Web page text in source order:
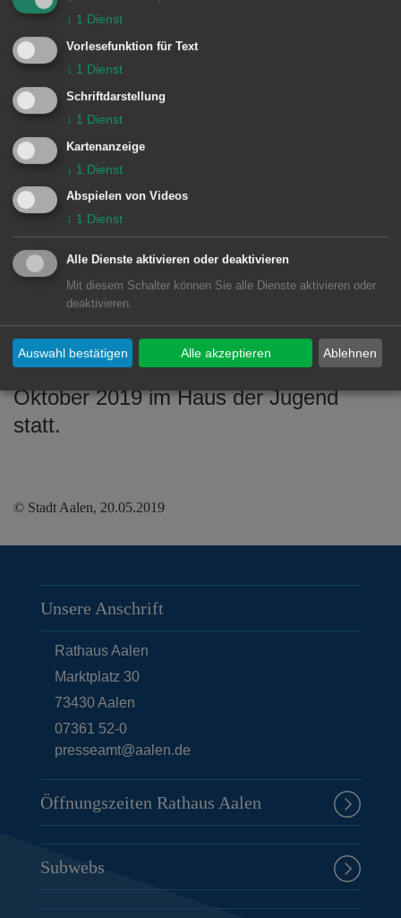
konnten verschiedene „sportliche“ Test
absolviert werden. Beim klassischen
Nageln, Bogenschießen oder
Discgolfen war Präzision, Koordination
und Konzentration gefragt. Die
Bandproberäume wurden für einen
Trommel- und Schlagzeugworkshop
lautstark genutzt. Wegen dem
schlechten Wetter wurde nur ein
Durchgang Basketball im Freien
gespielt. Gegen den Durst gab es
leckere Fruchtcocktails.
Der nächste Jungentag findet am 19.
Oktober 2019 im Haus der Jugend
statt.
© Stadt Aalen, 20.05.2019
Unsere Anschrift
Rathaus Aalen
Marktplatz 30
73430Aalen
07361 52-0
presseamt@aalen.de
Öffnungszeiten Rathaus Aalen
Subwebs
↓ 1 Dienst
Vorlesefunktion für Text
↓ 1 Dienst
Schriftdarstellung
↓ 1 Dienst
Kartenanzeige
↓ 1 Dienst
Abspielen von Videos
↓ 1 Dienst
Alle Dienste aktivieren oder deaktivieren
Mit diesem Schalter können Sie alle Dienste aktivieren oder
deaktivieren.
Ablehnen
Auswahl bestätigen Alle akzeptieren